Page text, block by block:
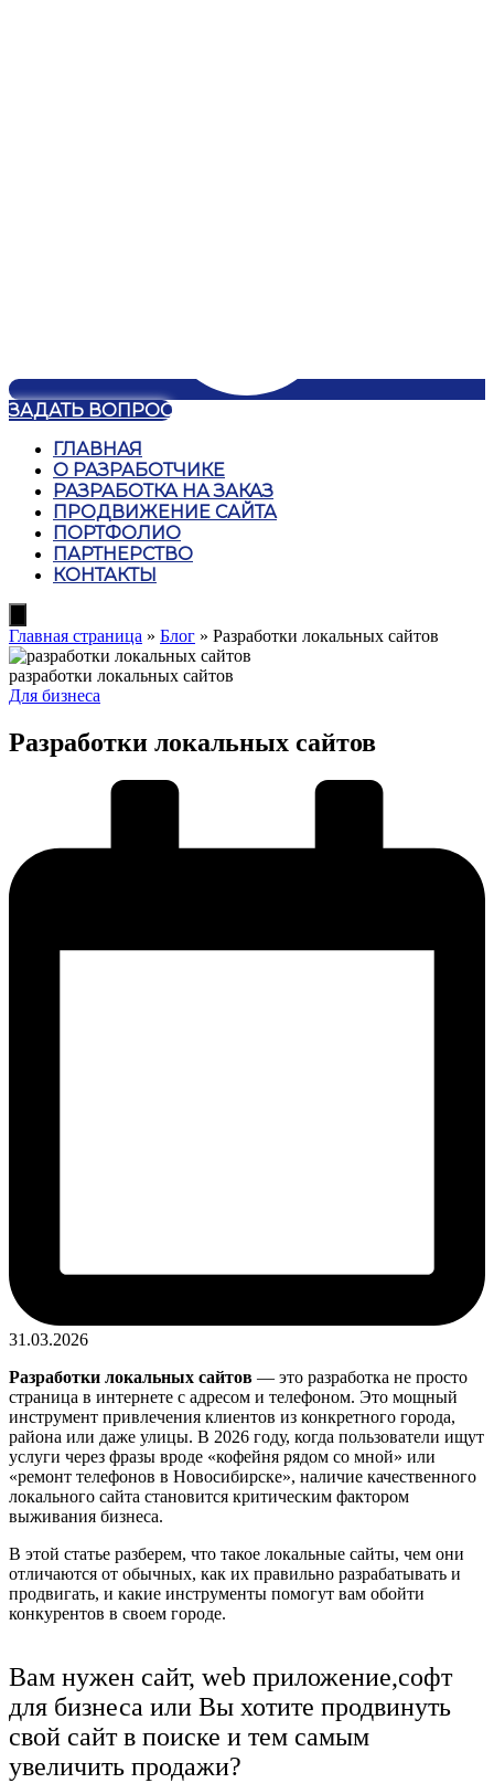
ЗАДАТЬ ВОПРОС
ГЛАВНАЯ
О РАЗРАБОТЧИКЕ
РАЗРАБОТКА НА ЗАКАЗ
ПРОДВИЖЕНИЕ САЙТА
ПОРТФОЛИО
ПАРТНЕРСТВО
КОНТАКТЫ
Toggle
Menu
Главная страница » Блог » Разработки локальных сайтов
разработки локальных сайтов
Posted
Для бизнеса
Разработки локальных сайтов
31.03.2026
Разработки локальных сайтов — это разработка не просто
страница в интернете с адресом и телефоном. Это мощный
инструмент привлечения клиентов из конкретного города,
района или даже улицы. В 2026 году, когда пользователи ищут
услуги через фразы вроде «кофейня рядом со мной» или
«ремонт телефонов в Новосибирске», наличие качественного
локального сайта становится критическим фактором
выживания бизнеса.
В этой статье разберем, что такое локальные сайты, чем они
отличаются от обычных, как их правильно разрабатывать и
продвигать, и какие инструменты помогут вам обойти
конкурентов в своем городе.
Вам нужен сайт, web приложение,софт
для бизнеса или Вы хотите продвинуть
свой сайт в поиске и тем самым
увеличить продажи?